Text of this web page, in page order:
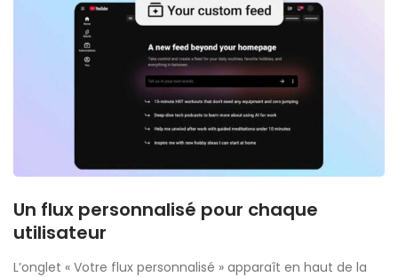
Un flux personnalisé pour chaque
utilisateur
L’onglet « Votre flux personnalisé » apparaît en haut de la